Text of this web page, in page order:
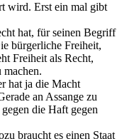
wird. Erst ein mal gibt
hat, für seinen Begriff
bürgerliche Freiheit,
Freiheit als Recht,
machen.
hat ja die Macht
an Assange zu
die Haft gegen
braucht es einen Staat